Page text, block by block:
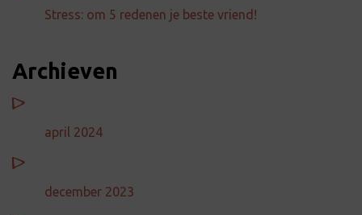
Stress: om 5 redenen je beste vriend!
Archieven
april 2024
december 2023